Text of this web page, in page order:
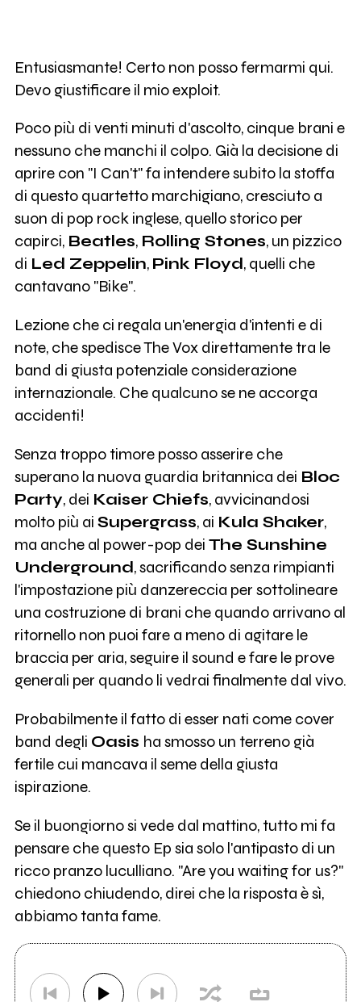
Entusiasmante! Certo non posso fermarmi qui.
Devo giustificare il mio exploit.
Poco più di venti minuti d'ascolto, cinque brani e
nessuno che manchi il colpo. Già la decisione di
aprire con "I Can't" fa intendere subito la stoffa
di questo quartetto marchigiano, cresciuto a
suon di pop rock inglese, quello storico per
capirci, Beatles, Rolling Stones, un pizzico
di Led Zeppelin, Pink Floyd, quelli che
cantavano "Bike".
Lezione che ci regala un'energia d'intenti e di
note, che spedisce The Vox direttamente tra le
band di giusta potenziale considerazione
internazionale. Che qualcuno se ne accorga
accidenti!
Senza troppo timore posso asserire che
superano la nuova guardia britannica dei Bloc
Party, dei Kaiser Chiefs, avvicinandosi
molto più ai Supergrass, ai Kula Shaker,
ma anche al power-pop dei The Sunshine
Underground, sacrificando senza rimpianti
l'impostazione più danzereccia per sottolineare
una costruzione di brani che quando arrivano al
ritornello non puoi fare a meno di agitare le
braccia per aria, seguire il sound e fare le prove
generali per quando li vedrai finalmente dal vivo.
Probabilmente il fatto di esser nati come cover
band degli Oasis ha smosso un terreno già
fertile cui mancava il seme della giusta
ispirazione.
Se il buongiorno si vede dal mattino, tutto mi fa
pensare che questo Ep sia solo l'antipasto di un
ricco pranzo luculliano. "Are you waiting for us?"
chiedono chiudendo, direi che la risposta è sì,
abbiamo tanta fame.